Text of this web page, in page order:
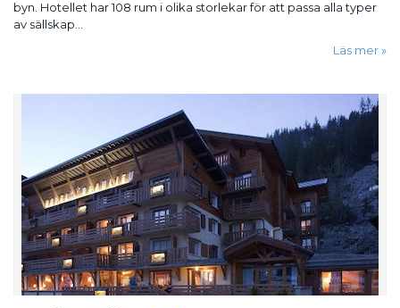
byn. Hotellet har 108 rum i olika storlekar för att passa alla typer
av sällskap...
Läs mer